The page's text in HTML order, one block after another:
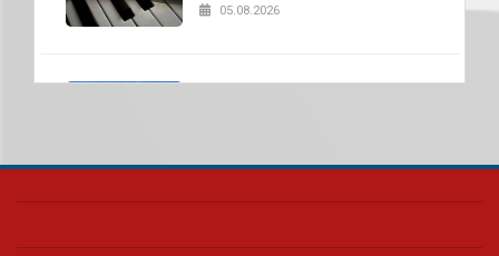
05.08.2026
das novas tecnologias em